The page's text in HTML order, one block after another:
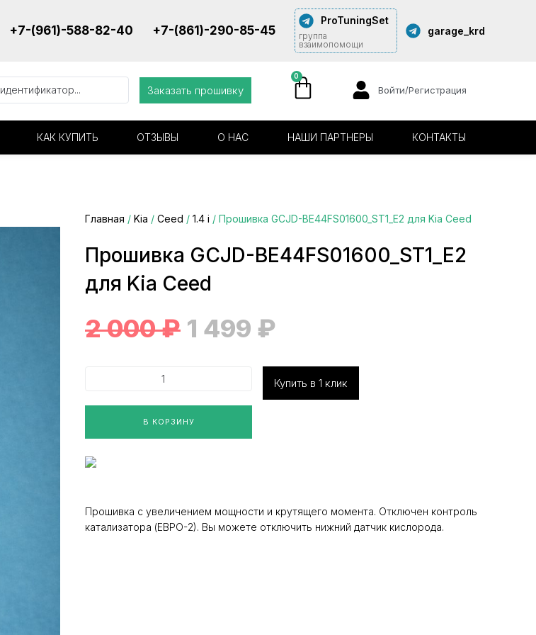
+7-(961)-588-82-40 +7-(861)-290-85-45
ProTuningSet
группа
взаимопомощи
garage_krd
Заказать прошивку
0
Войти/Регистрация
КАК КУПИТЬ ОТЗЫВЫ О НАС НАШИ ПАРТНЕРЫ КОНТАКТЫ
Главная / Kia / Ceed / 1.4 i / Прошивка GCJD-BE44FS01600_ST1_E2 для Kia Ceed
Прошивка GCJD-BE44FS01600_ST1_E2
для Kia Ceed
2 000₽ 1 499 ₽
В КОРЗИНУ
Купить в 1 клик
Прошивка с увеличением мощности и крутящего момента. Отключен контроль
катализатора (ЕВРО-2). Вы можете отключить нижний датчик кислорода.